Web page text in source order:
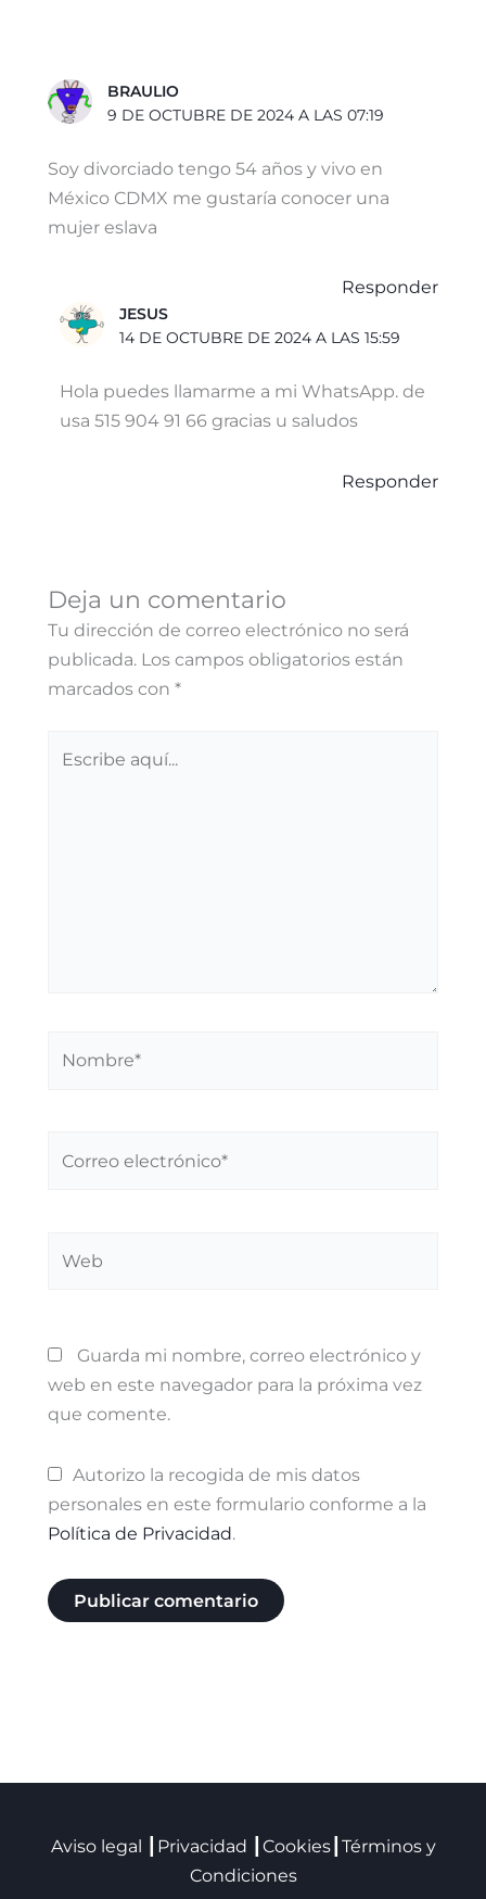
BRAULIO
9 DE OCTUBRE DE 2024 A LAS 07:19
Soy divorciado tengo 54 años y vivo en
México CDMX me gustaría conocer una
mujer eslava
Responder
JESUS
14 DE OCTUBRE DE 2024 A LAS 15:59
Hola puedes llamarme a mi WhatsApp. de
usa 515 904 91 66 gracias u saludos
Responder
Deja un comentario
Tu dirección de correo electrónico no será
publicada. Los campos obligatorios están
marcados con *
aquí...
electrónico*
Guarda mi nombre, correo electrónico y
web en este navegador para la próxima vez
que comente.
Autorizo la recogida de mis datos
personales en este formulario conforme a la
Política de Privacidad.
Aviso legal Privacidad Cookies┃ Términos y
Condiciones